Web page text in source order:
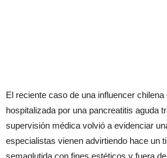
El reciente caso de una influencer chilena
hospitalizada por una pancreatitis aguda
supervisión médica volvió a evidenciar
especialistas vienen advirtiendo hace un
semaglutida con fines estéticos y fuera